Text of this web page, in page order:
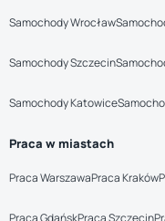
Samochody Wrocław
Samochody Szczecin
Samochody Katowice
Praca w miastach
Praca WarszawaPraca Kraków
Praca GdańskPraca Szczecin